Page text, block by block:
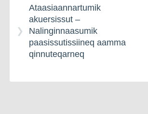
Ataasiaannartumik
akuersissut –
Nalinginnaasumik
paasissutissiineq aamma
qinnuteqarneq